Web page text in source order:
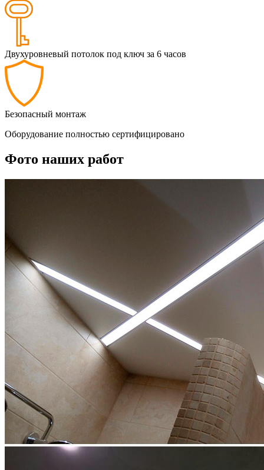
Двухуровневый потолок под ключ за 6 часов
Безопасный монтаж
Оборудование полностью сертифицировано
Фото наших работ